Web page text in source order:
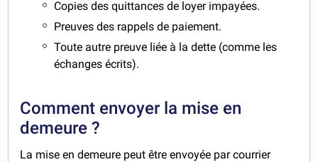
Copies des quittances de loyer impayées.
Preuves des rappels de paiement.
Toute autre preuve liée à la dette (comme les
échanges écrits).
Comment envoyer la mise en
demeure ?
La mise en demeure peut être envoyée par courrier